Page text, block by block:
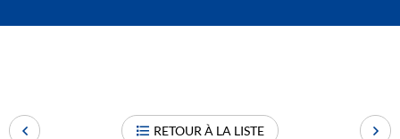
RETOUR À LA LISTE